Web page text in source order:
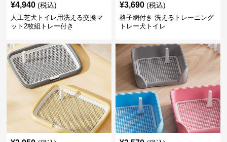
¥4,940 (税込)
人工芝犬トイレ用洗える交換マ
ット2枚組トレー付き
¥3,690 (税込)
格子網付き 洗えるトレーニング
トレー犬トイレ